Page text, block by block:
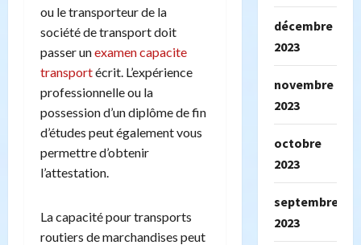
ou le transporteur de la
société de transport doit
passer unexamen capacite
transportécrit. L’expérience
professionnelle ou la
possession d’un diplôme de fin
d’études peut également vous
permettre d’obtenir
l’attestation.
La capacité pour transports
routiers de marchandises peut
décembre
2023
novembre
2023
octobre
2023
septembre
2023